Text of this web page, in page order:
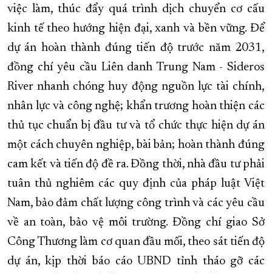
việc làm, thúc đẩy quá trình dịch chuyển cơ cấu
kinh tế theo hướng hiện đại, xanh và bền vững. Để
dự án hoàn thành đúng tiến độ trước năm 2031,
đồng chí yêu cầu Liên danh Trung Nam - Sideros
River nhanh chóng huy động nguồn lực tài chính,
nhân lực và công nghệ; khẩn trương hoàn thiện các
thủ tục chuẩn bị đầu tư và tổ chức thực hiện dự án
một cách chuyên nghiệp, bài bản; hoàn thành đúng
cam kết và tiến độ đề ra. Đồng thời, nhà đầu tư phải
tuân thủ nghiêm các quy định của pháp luật Việt
Nam, bảo đảm chất lượng công trình và các yêu cầu
về an toàn, bảo vệ môi trường. Đồng chí giao Sở
Công Thương làm cơ quan đầu mối, theo sát tiến độ
dự án, kịp thời báo cáo UBND tỉnh tháo gỡ các